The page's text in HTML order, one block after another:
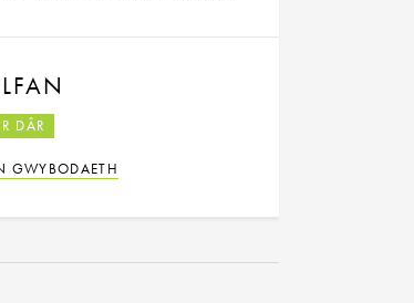
DÂR
GWYBODAETH